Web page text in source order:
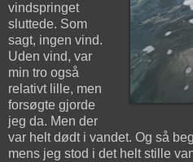
vindspringet
sluttede. Som
sagt, ingen vind.
Uden vind, var
min tro også
relativt lille, men
forsøgte gjorde
jeg da. Men der
var helt dødt i vandet. Og så
mens jeg stod i det helt stille